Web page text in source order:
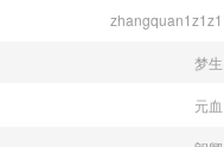
zhangquan1z1z1
梦生
元血